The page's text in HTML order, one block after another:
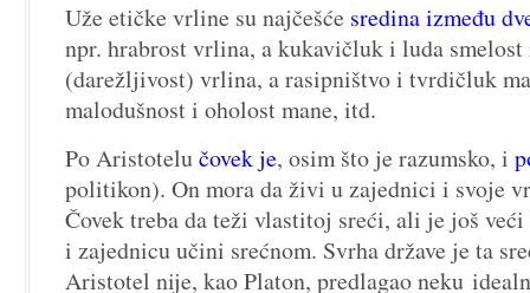
Uže etičke vrline su najčešće sredina između
npr. hrabrost vrlina, a kukavičluk i luda smelost
(darežljivost) vrlina, a rasipništvo i tvrdičluk
malodušnost i oholost mane, itd.
Po Aristotelučovek je, osim što je razumsko, i
politikon). On mora da živi u zajednici i svoje
Čovek treba da teži vlastitoj sreći, ali je još veći
i zajednicu učini srećnom. Svrha države je ta
Aristotel nije, kao Platon, predlagao neku